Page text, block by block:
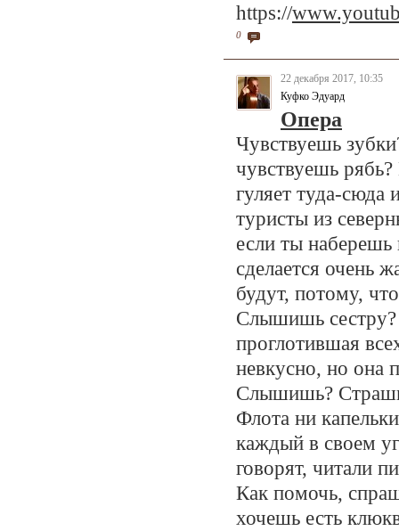
https://
0
22 декабря 2017, 10:35
Куфко Эдуард
Опера
Чувствуешь
чувствуешь
гуляет туда-сюда
туристы из
если ты наберешь
сделается очень
будут, потому,
Слышишь сестру?
проглотившая
невкусно, но она
Слышишь?
Флота ни
каждый в своем
говорят, читали
Как помочь,
хочешь есть